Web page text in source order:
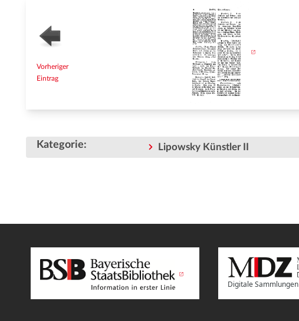
Vorheriger
Eintrag
Kategorie: Lipowsky Künstler II
Digitale Sammlungen